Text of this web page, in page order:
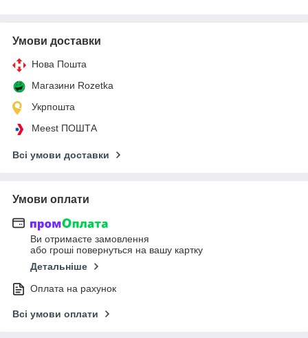
Умови доставки
Нова Пошта
Магазини Rozetka
Укрпошта
Meest ПОШТА
Всі умови доставки
Умови оплати
Ви отримаєте замовлення
або гроші повернуться на вашу картку
Детальніше
Оплата на рахунок
Всі умови оплати